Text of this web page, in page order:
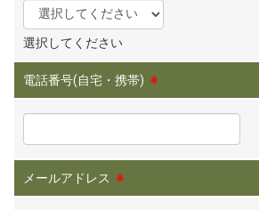
選択してください
電話番号(自宅・携帯) ※
メールアドレス ※